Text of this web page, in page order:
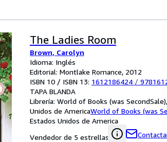
The Ladies Room
Brown, Carolyn
Idioma: Inglés
Editorial: Montlake Romance, 2012
ISBN 10 / ISBN 13: 1612186424 /
TAPA BLANDA
Librería: World of Books (was
Unidos de AmericaWorld of Books (was
Estados Unidos de America
Vendedor de 5 estrellas